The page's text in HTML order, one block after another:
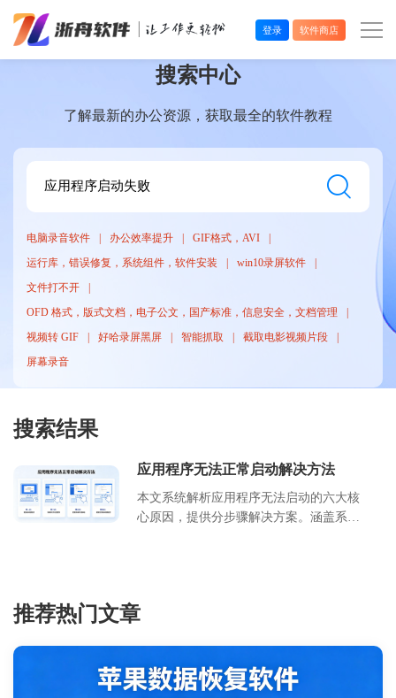
系统工具
登录 软件商店
搜索中心
了解最新的办公资源，获取最全的软件教程
电脑录音软件 办公效率提升
GIF格式，AVI
运行库，错误修复，系统组件，软件安装
win10录屏软件
文件打不开
OFD 格式，版式文档，电子公文，国产标准，信息安全，文档管理
视频转 GIF
好哈录屏黑屏 智能抓取
截取电影视频片段
屏幕录音
搜索结果
应用程序无法正常启动解决方法
本文系统解析应用程序无法启动的六大核
心原因，提供分步骤解决方案。涵盖系统
差异，附预防性维护建议。
推荐热门文章